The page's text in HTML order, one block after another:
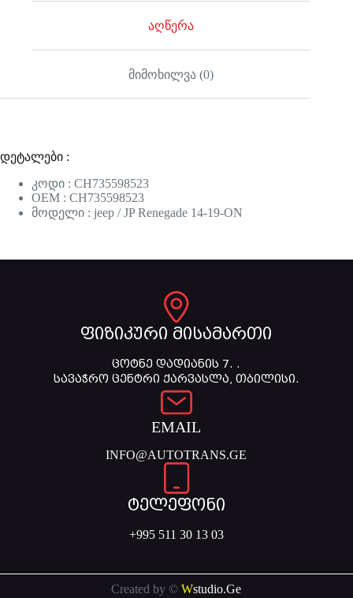
აღწერა
მიმოხილვა (0)
დეტალები :
კოდი : CH735598523
OEM : CH735598523
მოდელი : jeep / JP Renegade 14-19-ON
ფიზიკური მისამართი
ცოტნე დადიანის 7. .
სავაჭრო ცენტრი ქარვასლა, თბილისი.
EMAIL
INFO@AUTOTRANS.GE
ტელეფონი
+995 511 30 13 03
Created by ©Wstudio.Ge